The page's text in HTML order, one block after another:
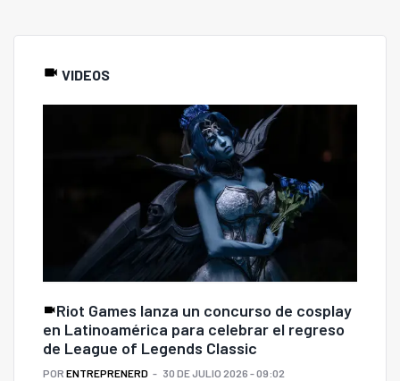
VIDEOS
Riot Games lanza un concurso de cosplay
en Latinoamérica para celebrar el regreso
de League of Legends Classic
POR ENTREPRENERD 30 DE JULIO 2026 - 09:02